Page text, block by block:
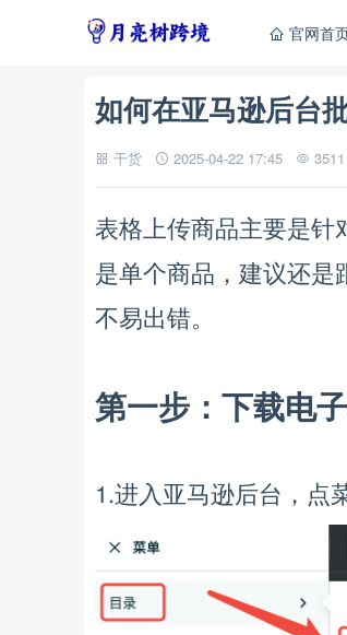
官网首
如何在亚马逊后台
干货 2025-04-22 17:45 3511
表格上传商品主要是针
是单个商品 ， 建议还是
不易出错。
第一步：下载电
1.进入亚马逊后台 ， 点